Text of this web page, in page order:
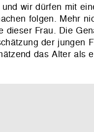
wir dürfen mit
folgen. Mehr
Frau. Die
der jungen
das Alter als